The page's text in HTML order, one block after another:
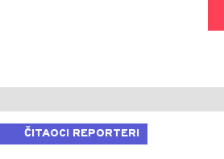
ČITAOCI REPORTERI